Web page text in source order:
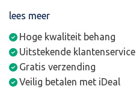
lees meer
Hoge kwaliteit behang
Uitstekende klantenservice
Gratis verzending
Veilig betalen met iDeal